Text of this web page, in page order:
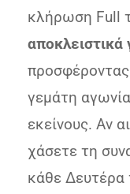
κλήρωση Full
αποκλειστικά
προσφέροντας
γεμάτη
εκείνους. Αν
χάσετε τη
κάθε Δευτέρα